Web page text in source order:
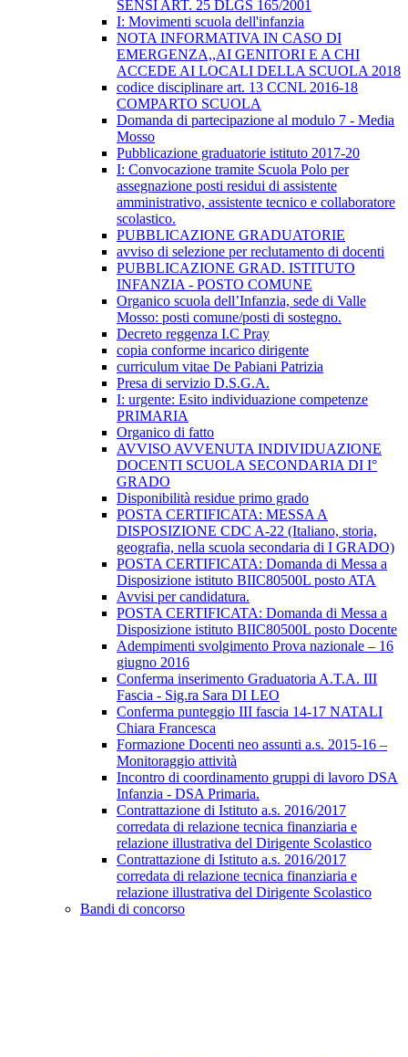
SENSI ART. 25 DLGS 165/2001
I: Movimenti scuola dell'infanzia
NOTA INFORMATIVA IN CASO DI
EMERGENZA,,AI GENITORI E A CHI
ACCEDE AI LOCALI DELLA SCUOLA 2018
codice disciplinare art. 13 CCNL 2016-18
COMPARTO SCUOLA
Domanda di partecipazione al modulo 7 - Media
Mosso
Pubblicazione graduatorie istituto 2017-20
I: Convocazione tramite Scuola Polo per
assegnazione posti residui di assistente
amministrativo, assistente tecnico e collaboratore
scolastico.
PUBBLICAZIONE GRADUATORIE
avviso di selezione per reclutamento di docenti
PUBBLICAZIONE GRAD. ISTITUTO
INFANZIA - POSTO COMUNE
Organico scuola dell’Infanzia, sede di Valle
Mosso: posti comune/posti di sostegno.
Decreto reggenza I.C Pray
copia conforme incarico dirigente
curriculum vitae De Pabiani Patrizia
Presa di servizio D.S.G.A.
I: urgente: Esito individuazione competenze
PRIMARIA
Organico di fatto
AVVISO AVVENUTA INDIVIDUAZIONE
DOCENTI SCUOLA SECONDARIA DI I°
GRADO
Disponibilità residue primo grado
POSTA CERTIFICATA: MESSA A
DISPOSIZIONE CDC A-22 (Italiano, storia,
geografia, nella scuola secondaria di I GRADO)
POSTA CERTIFICATA: Domanda di Messa a
Disposizione istituto BIIC80500L posto ATA
Avvisi per candidatura.
POSTA CERTIFICATA: Domanda di Messa a
Disposizione istituto BIIC80500L posto Docente
Adempimenti svolgimento Prova nazionale – 16
giugno 2016
Conferma inserimento Graduatoria A.T.A. III
Fascia - Sig.ra Sara DI LEO
Conferma punteggio III fascia 14-17 NATALI
Chiara Francesca
Formazione Docenti neo assunti a.s. 2015-16 –
Monitoraggio attività
Incontro di coordinamento gruppi di lavoro DSA
Infanzia - DSA Primaria.
Contrattazione di Istituto a.s. 2016/2017
corredata di relazione tecnica finanziaria e
relazione illustrativa del Dirigente Scolastico
Contrattazione di Istituto a.s. 2016/2017
corredata di relazione tecnica finanziaria e
relazione illustrativa del Dirigente Scolastico
Bandi di concorso